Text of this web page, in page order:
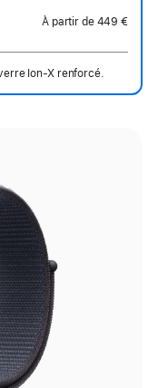
À partir de 449 €
Ion‑X renforcé.